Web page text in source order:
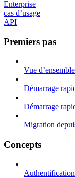
Enterprise
cas d’usage
API
Premiers pas
Vue
Démarrage
Démarrage
Migration
Concepts
Authentification